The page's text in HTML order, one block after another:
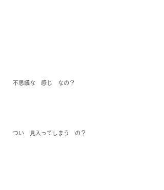
不思議な　感じ　なの？
つい　見入ってしまう　の？